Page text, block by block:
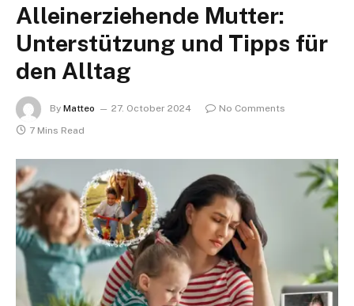
Alleinerziehende Mutter:
Unterstützung und Tipps für
den Alltag
By Matteo 27. October 2024
No Comments
7 Mins Read